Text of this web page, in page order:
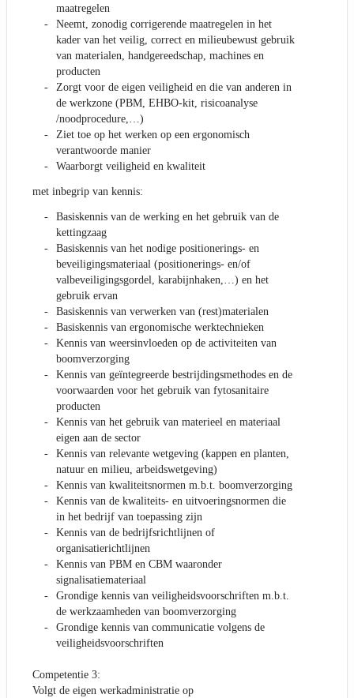
maatregelen
Neemt, zonodig corrigerende maatregelen in het
kader van het veilig, correct en milieubewust gebruik
van materialen, handgereedschap, machines en
producten
Zorgt voor de eigen veiligheid en die van anderen in
de werkzone (PBM, EHBO-kit, risicoanalyse
/noodprocedure,…)
Ziet toe op het werken op een ergonomisch
verantwoorde manier
Waarborgt veiligheid en kwaliteit
met inbegrip van kennis:
Basiskennis van de werking en het gebruik van de
kettingzaag
Basiskennis van het nodige positionerings- en
beveiligingsmateriaal (positionerings- en/of
valbeveiligingsgordel, karabijnhaken,…) en het
gebruik ervan
Basiskennis van verwerken van (rest)materialen
Basiskennis van ergonomische werktechnieken
Kennis van weersinvloeden op de activiteiten van
boomverzorging
Kennis van geïntegreerde bestrijdingsmethodes en de
voorwaarden voor het gebruik van fytosanitaire
producten
Kennis van het gebruik van materieel en materiaal
eigen aan de sector
Kennis van relevante wetgeving (kappen en planten,
natuur en milieu, arbeidswetgeving)
Kennis van kwaliteitsnormen m.b.t. boomverzorging
Kennis van de kwaliteits- en uitvoeringsnormen die
in het bedrijf van toepassing zijn
Kennis van de bedrijfsrichtlijnen of
organisatierichtlijnen
Kennis van PBM en CBM waaronder
signalisatiemateriaal
Grondige kennis van veiligheidsvoorschriften m.b.t.
de werkzaamheden van boomverzorging
Grondige kennis van communicatie volgens de
veiligheidsvoorschriften
Competentie 3:
Volgt de eigen werkadministratie op